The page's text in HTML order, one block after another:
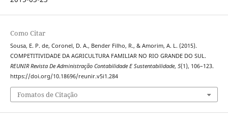
Como Citar
Sousa, E. P. de, Coronel, D. A., Bender Filho, R., & Amorim, A. L. (2015).
COMPETITIVIDADE DA AGRICULTURA FAMILIAR NO RIO GRANDE DO SUL.
REUNIR Revista De Administração Contabilidade E Sustentabilidade, 5(1), 106–123.
https://doi.org/10.18696/reunir.v5i1.284
Fomatos de Citação